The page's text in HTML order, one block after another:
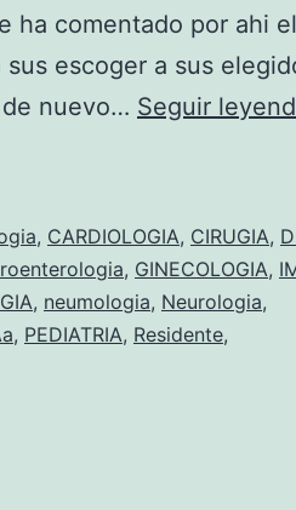
ha comentado por ahi el
escoger a sus
nuevo… Seguir
, CARDIOLOGIA, CIRUGIA,
, GINECOLOGIA,
, neumologia, Neurologia,
, PEDIATRIA, Residente,